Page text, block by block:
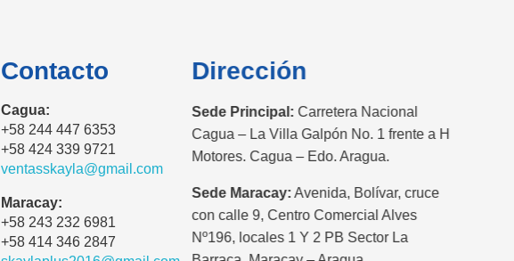
Contacto
Cagua:
+58 244 447 6353
+58 424 339 9721
ventasskayla@gmail.com
Maracay:
+58 243 232 6981
+58 414 346 2847
Dirección
Sede Principal:Carretera Nacional
Cagua – La Villa Galpón No. 1 frente a H
Motores. Cagua – Edo. Aragua.
Sede Maracay:Avenida, Bolívar, cruce
con calle 9, Centro Comercial Alves
Nº196, locales 1 Y 2 PB Sector La